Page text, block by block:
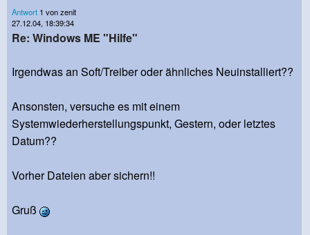
Antwort 1 von zenit
27.12.04, 18:39:34
Re: Windows ME "Hilfe"
Irgendwas an Soft/Treiber oder ähnliches Neuinstalliert??
Ansonsten, versuche es mit einem
Systemwiederherstellungspunkt, Gestern, oder letztes
Datum??
Vorher Dateien aber sichern!!
Gruß